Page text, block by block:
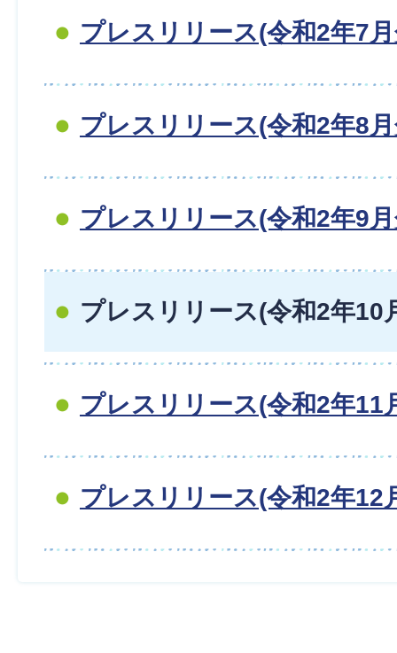
プレスリリース(令和2年7
プレスリリース(令和2年8
プレスリリース(令和2年9
プレスリリース(令和2年10
プレスリリース(令和2年11
プレスリリース(令和2年12